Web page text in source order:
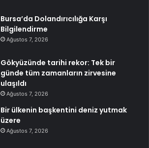
Bursa’da Dolandırıcılığa Karşı
Bilgilendirme
Ağustos 7, 2026
Gökyüzünde tarihi rekor: Tek bir
günde tüm zamanların zirvesine
ulaşıldı
Ağustos 7, 2026
Bir ülkenin başkentini deniz yutmak
üzere
Ağustos 7, 2026